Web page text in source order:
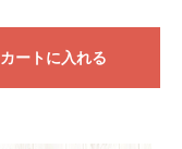
カートに入れる